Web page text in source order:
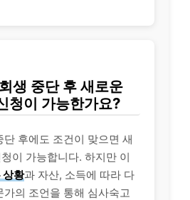
생 중단 후 새로운
청이 가능한가요?
단 후에도 조건이 맞으면 새
이 가능합니다. 하지만 이
상황과 자산, 소득에 따라 다
가의 조언을 통해 심사숙고